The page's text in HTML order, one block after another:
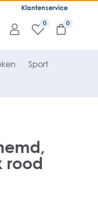
Klantenservice
0
Sport
rood